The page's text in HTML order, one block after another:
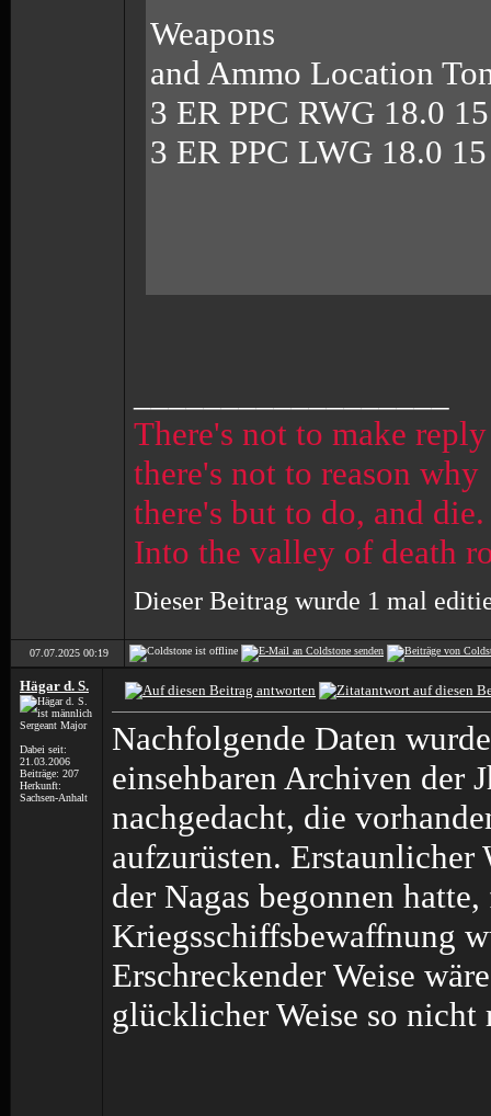
Weapons
and Ammo Location
3 ER PPC RWG 18.0
3 ER PPC LWG 18.0
There's not to make reply
there's not to reason why
there's but to do, and die.
Into the valley of death
Dieser Beitrag wurde 1 mal
07.07.2025 00:19
Hägar d. S.
Sergeant Major
Dabei seit:
21.03.2006
Beiträge: 207
Herkunft:
Sachsen-Anhalt
Nachfolgende Daten
einsehbaren Archiven der
nachgedacht, die
aufzurüsten. Erstaunlicher
der Nagas begonnen
Kriegsschiffsbewaffnung
Erschreckender Weise
glücklicher Weise so nicht